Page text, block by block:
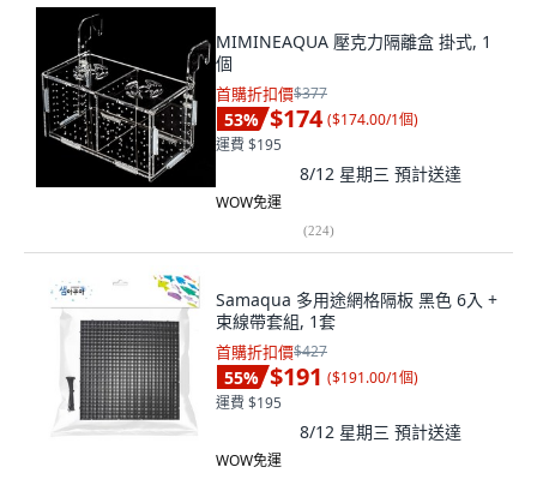
MIMINEAQUA 壓克力隔離盒 掛式, 1
個
首購折扣價$377
53% $174 ($174.00/1個)
運費 $195
8/12 星期三 預計送達
WOW免運
(224)
Samaqua 多用途網格隔板 黑色 6入 +
束線帶套組, 1套
首購折扣價$427
55% $191 ($191.00/1個)
運費 $195
8/12 星期三 預計送達
WOW免運